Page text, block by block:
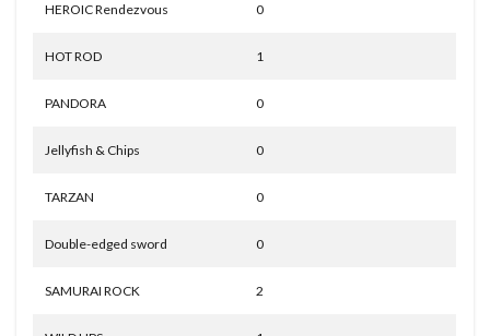
HEROIC Rendezvous 0
HOT ROD 1
PANDORA 0
Jellyfish & Chips 0
TARZAN 0
Double-edged sword 0
SAMURAI ROCK 2